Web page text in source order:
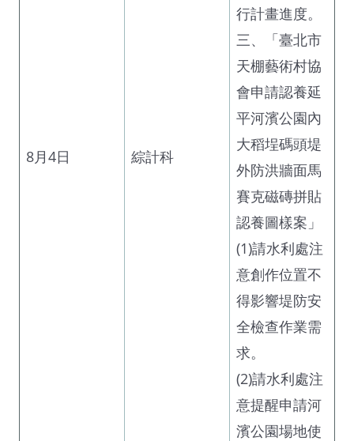
8月4日 綜計科
行計畫進度。
三、「臺北市
天棚藝術村協
會申請認養延
平河濱公園內
大稻埕碼頭堤
外防洪牆面馬
賽克磁磚拼貼
認養圖樣案」
(1)請水利處注
意創作位置不
得影響堤防安
全檢查作業需
求。
(2)請水利處注
意提醒申請河
濱公園場地使